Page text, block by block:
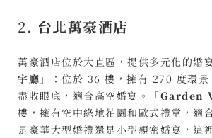
2. 台北萬豪酒店
萬豪酒店位於大直區，提供多元化的婚
宇廳 」：位於 36 樓，擁有 270 度環景
盡收眼底，適合高空婚宴。「Garden
樓，擁有空中綠地花園和歐式禮堂，適
是豪華大型婚禮還是小型親密婚宴，這